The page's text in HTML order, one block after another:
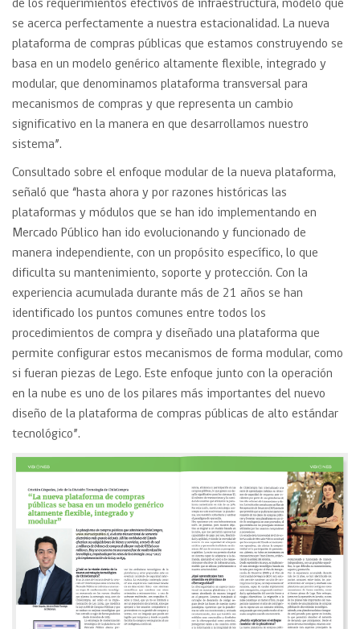
de los requerimientos efectivos de infraestructura, modelo que
se acerca perfectamente a nuestra estacionalidad. La nueva
plataforma de compras públicas que estamos construyendo se
basa en un modelo genérico altamente flexible, integrado y
modular, que denominamos plataforma transversal para
mecanismos de compras y que representa un cambio
significativo en la manera en que desarrollamos nuestro
sistema”.
Consultado sobre el enfoque modular de la nueva plataforma,
señaló que “hasta ahora y por razones históricas las
plataformas y módulos que se han ido implementando en
Mercado Público han ido evolucionando y funcionado de
manera independiente, con un propósito específico, lo que
dificulta su mantenimiento, soporte y protección. Con la
experiencia acumulada durante más de 21 años se han
identificado los puntos comunes entre todos los
procedimientos de compra y diseñado una plataforma que
permite configurar estos mecanismos de forma modular, como
si fueran piezas de Lego. Este enfoque junto con la operación
en la nube es uno de los pilares más importantes del nuevo
diseño de la plataforma de compras públicas de alto estándar
tecnológico”.